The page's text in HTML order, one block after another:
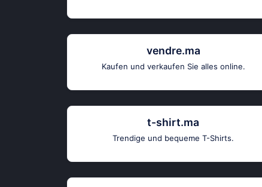
vendre.ma
Kaufen und verkaufen Sie alles online.
t-shirt.ma
Trendige und bequeme T-Shirts.